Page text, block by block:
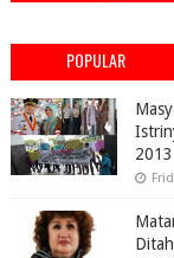
POPULAR
2013